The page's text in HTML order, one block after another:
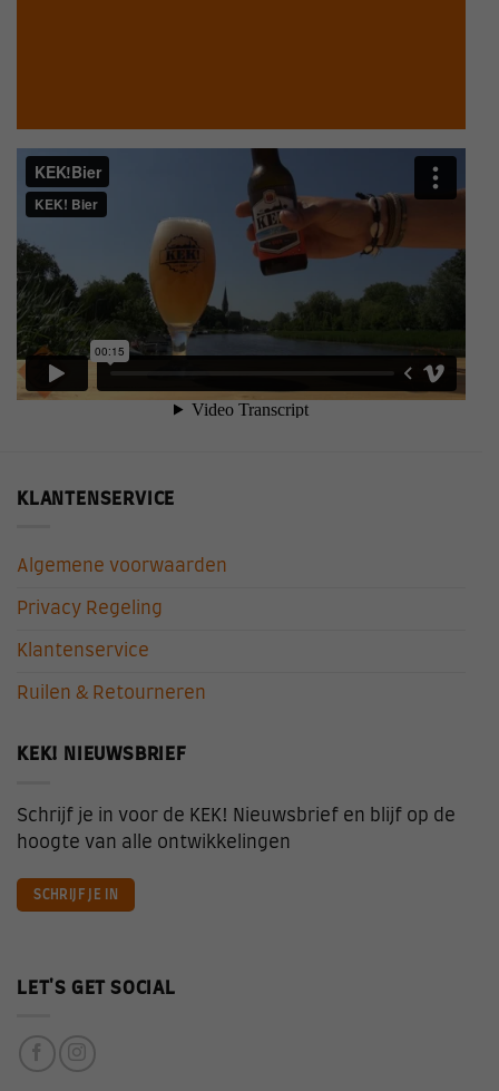
KLANTENSERVICE
Algemene voorwaarden
Privacy Regeling
Klantenservice
Ruilen & Retourneren
KEK! NIEUWSBRIEF
Schrijf je in voor de KEK! Nieuwsbrief en blijf op de
hoogte van alle ontwikkelingen
SCHRIJF JE IN
LET'S GET SOCIAL